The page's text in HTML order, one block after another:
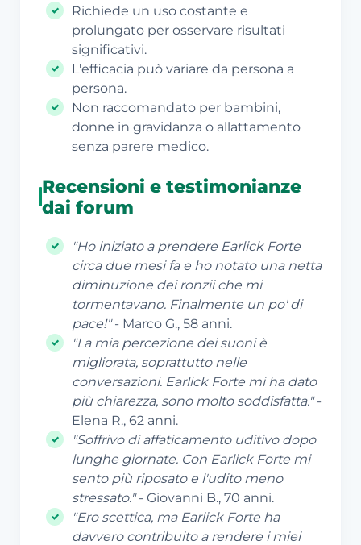
Richiede un uso costante e
prolungato per osservare risultati
significativi.
L'efficacia può variare da persona a
persona.
Non raccomandato per bambini,
donne in gravidanza o allattamento
senza parere medico.
Recensioni e testimonianze
dai forum
"Ho iniziato a prendere Earlick Forte
circa due mesi fa e ho notato una netta
diminuzione dei ronzii che mi
tormentavano. Finalmente un po' di
pace!"- Marco G., 58 anni.
"La mia percezione dei suoni è
migliorata, soprattutto nelle
conversazioni. Earlick Forte mi ha dato
più chiarezza, sono molto soddisfatta."-
Elena R., 62 anni.
"Soffrivo di affaticamento uditivo dopo
lunghe giornate. Con Earlick Forte mi
sento più riposato e l'udito meno
stressato."- Giovanni B., 70 anni.
"Ero scettica, ma Earlick Forte ha
davvero contribuito a rendere i miei